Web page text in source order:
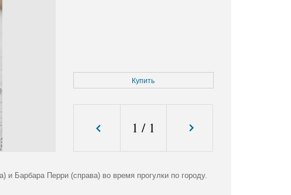
Купить
1 / 1
и Барбара Перри (справа) во время прогулки по городу.